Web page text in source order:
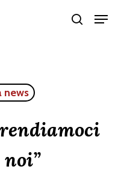
search
Menu
news